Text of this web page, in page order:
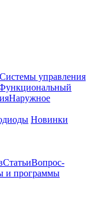
Системы управления
Наружное
Новинки
СтатьиВопрос-
и программы